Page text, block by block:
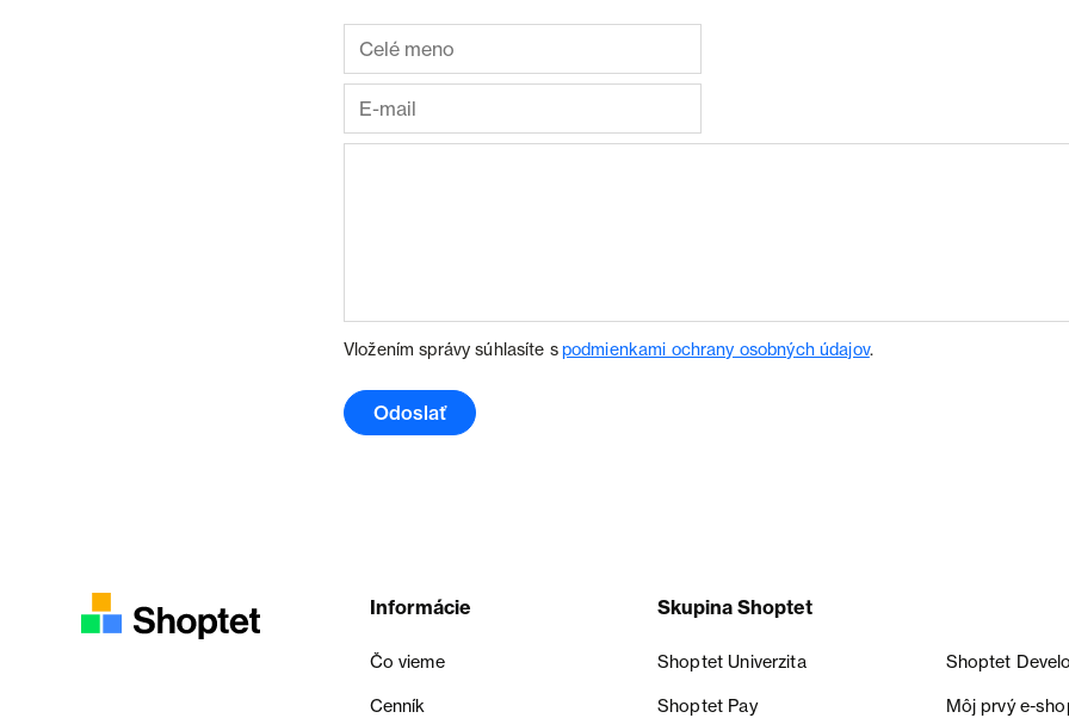
Vložením správy súhlasíte spodmienkami ochrany osobných údajov.
Odoslať
Informácie
Čo vieme
Cenník
Skupina Shoptet
Shoptet Univerzita Shoptet
Shoptet Pay Môj prvý e-